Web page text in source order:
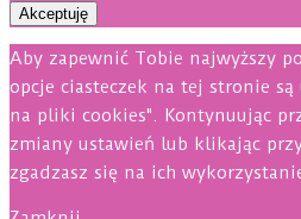
Akceptuję
Aby zapewnić Tobie najwyższy
opcje ciasteczek na tej stronie
na pliki cookies". Kontynuując
zmiany ustawień lub klikając
zgadzasz się na ich